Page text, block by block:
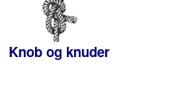
Knob og knuder